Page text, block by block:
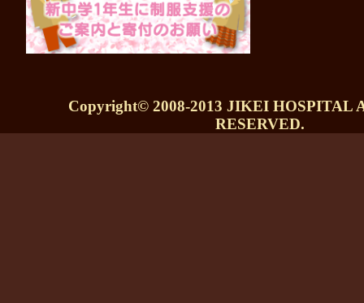
Copyright© 2008-2013 JIKEI HOSPITAL
RESERVED.